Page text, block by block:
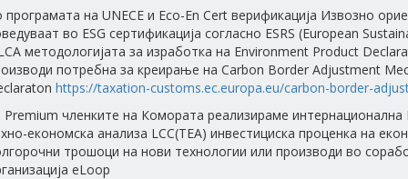
програмата на UNECE и Eco-En Cert верификација Извозно
во ESG сертификација согласно ESRS (European
методологијата за изработка на Environment Product
потребна за креирање на Carbon Border Adjustment
https://taxation-customs.ec.europa.eu/carbon-border-
Premium членките на Комората реализираме интернационална
економска анализа LCC(TEA) инвестициска проценка на
трошоци на нови технологии или производи во
eLoop